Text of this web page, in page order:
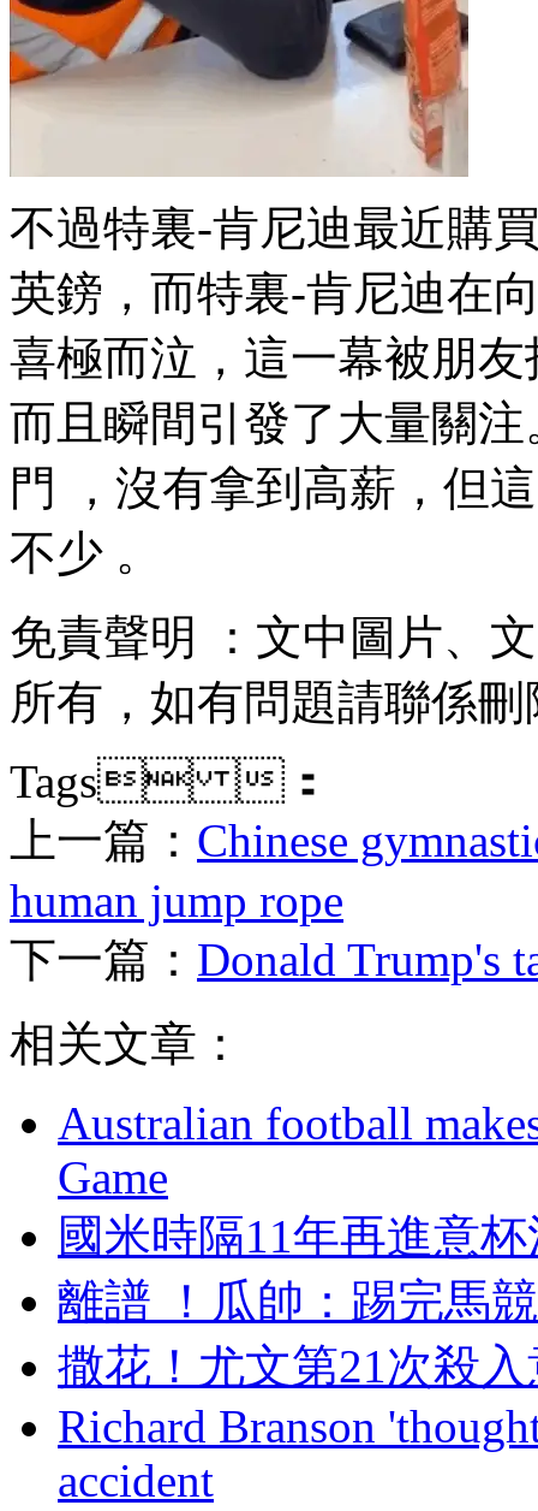
不過特裏-肯尼迪最近購買
英鎊，而特裏-肯尼迪
喜極而泣，這一幕被朋
而且瞬間引發了大量關注
門 ，沒有拿到高薪
不少 。
免責聲明  ：文中圖片
所有，如有問題請聯係刪除
Tags ：
上一篇： Chinese
human jump rope
下一篇： Donald Trump's
相关文章：
Australian football
Game
國米時隔11年再進意杯決
離譜 ！瓜帥：踢
撒花！尤文第21次
Richard Branson
accident